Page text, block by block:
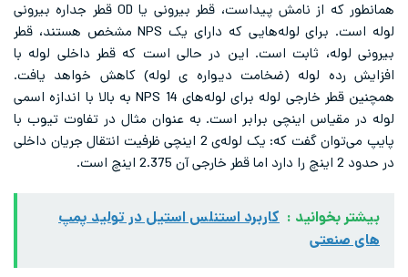
همانطور که از نامش پیداست، قطر بیرونی یا OD قطر جداره بیرونی
لوله است. برای لوله‌هایی که دارای یک NPS مشخص هستند، قطر
بیرونی لوله، ثابت است. این در حالی است که قطر داخلی لوله با
افزایش رده لوله (ضخامت دیواره ی لوله) کاهش خواهد یافت.
همچنین قطر خارجی لوله برای لوله‌های NPS 14 به بالا با اندازه اسمی
لوله در مقیاس اینچی برابر است. به عنوان مثال در تفاوت تیوب با
پایپ می‌توان گفت که: یک لوله‌ی 2 اینچی ظرفیت انتقال جریان داخلی
در حدود 2 اینچ را دارد اما قطر خارجی آن 2.375 اینچ است.
بیشتر بخوانید : کاربرد استنلس استیل در تولید پمپ
های صنعتی